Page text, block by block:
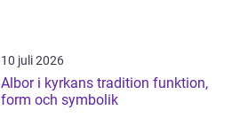
10 juli 2026
Albor i kyrkans tradition funktion,
form och symbolik